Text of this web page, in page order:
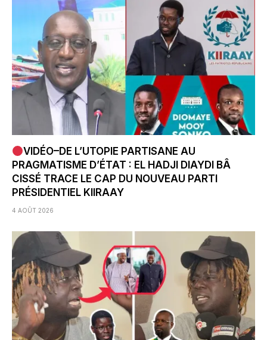
VIDÉO–DE L’UTOPIE PARTISANE AU
PRAGMATISME D’ÉTAT : EL HADJI DIAYDI BÂ
CISSÉ TRACE LE CAP DU NOUVEAU PARTI
PRÉSIDENTIEL KIIRAAY
4 AOÛT 2026